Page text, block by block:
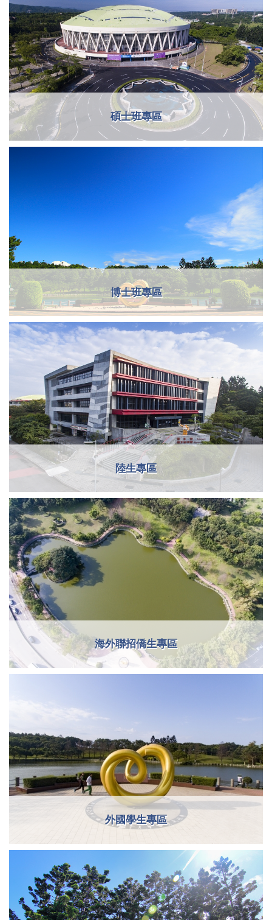
碩士班專區
博士班專區
陸生專區
海外聯招僑生專區
外國學生專區